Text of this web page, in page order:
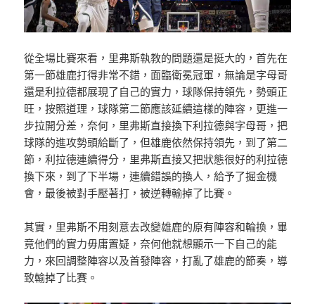
從全場比賽來看，里弗斯執教的問題還是挺大的，首先在
第一節雄鹿打得非常不錯，面臨衛冕冠軍，無論是字母哥
還是利拉德都展現了自己的實力，球隊保持領先，勢頭正
旺，按照道理，球隊第二節應該延續這樣的陣容，更進一
步拉開分差，奈何，里弗斯直接換下利拉德與字母哥，把
球隊的進攻勢頭給斷了，但雄鹿依然保持領先，到了第二
節，利拉德連續得分，里弗斯直接又把狀態很好的利拉德
換下來，到了下半場，連續錯誤的換人，給予了掘金機
會，最後被對手壓著打，被逆轉輸掉了比賽。
其實，里弗斯不用刻意去改變雄鹿的原有陣容和輪換，畢
竟他們的實力毋庸置疑，奈何他就想顯示一下自己的能
力，來回調整陣容以及首發陣容，打亂了雄鹿的節奏，導
致輸掉了比賽。